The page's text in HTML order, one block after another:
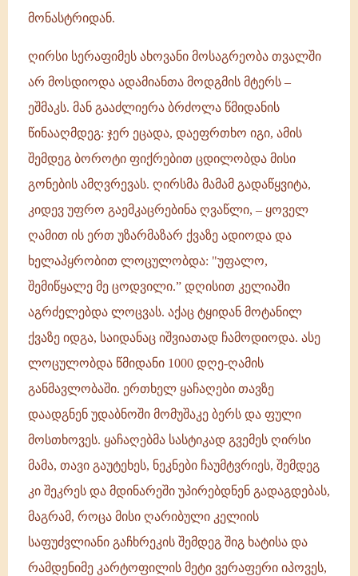
მონასტრიდან.
ღირსი სერაფიმეს ახოვანი მოსაგრეობა თვალში
არ მოსდიოდა ადამიანთა მოდგმის მტერს –
ეშმაკს. მან გააძლიერა ბრძოლა წმიდანის
წინააღმდეგ: ჯერ ეცადა, დაეფრთხო იგი, ამის
შემდეგ ბოროტი ფიქრებით ცდილობდა მისი
გონების ამღვრევას. ღირსმა მამამ გადაწყვიტა,
კიდევ უფრო გაემკაცრებინა ღვაწლი, – ყოველ
ღამით ის ერთ უზარმაზარ ქვაზე ადიოდა და
ხელაპყრობით ლოცულობდა: "უფალო,
შემიწყალე მე ცოდვილი.” დღისით კელიაში
აგრძელებდა ლოცვას. აქაც ტყიდან მოტანილ
ქვაზე იდგა, საიდანაც იშვიათად ჩამოდიოდა. ასე
ლოცულობდა წმიდანი 1000 დღე-ღამის
განმავლობაში. ერთხელ ყაჩაღები თავზე
დაადგნენ უდაბნოში მომუშაკე ბერს და ფული
მოსთხოვეს. ყაჩაღებმა სასტიკად გვემეს ღირსი
მამა, თავი გაუტეხეს, ნეკნები ჩაუმტვრიეს, შემდეგ
კი შეკრეს და მდინარეში უპირებდნენ გადაგდებას,
მაგრამ, როცა მისი ღარიბული კელიის
საფუძვლიანი გაჩხრეკის შემდეგ შიგ ხატისა და
რამდენიმე კარტოფილის მეტი ვერაფერი იპოვეს,